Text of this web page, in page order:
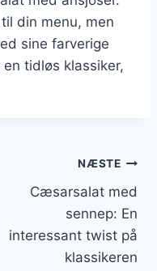
din menu, men
sine farverige
tidløs klassiker,
NÆSTE
Cæsarsalat med
sennep: En
interessant twist på
klassikeren